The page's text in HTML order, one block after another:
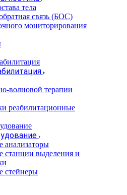
тела
связь (БОС)
мониторирования
волновой терапии
реабилитационные
анализаторы
станции выделения и
стейнеры